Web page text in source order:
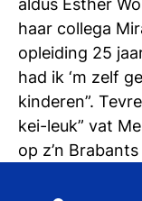
aldus Esther
haar collega
opleiding 25
had ik ‘m zelf
kinderen”.
kei-leuk” vat
op z’n